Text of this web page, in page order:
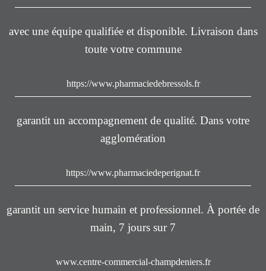
avec une équipe qualifiée et disponible. Livraison dans
toute votre commune
https://www.pharmaciedebressols.fr
garantit un accompagnement de qualité. Dans votre
agglomération
https://www.pharmaciedeperignat.fr
garantit un service humain et professionnel. À portée de
main, 7 jours sur 7
www.centre-commercial-champdeniers.fr